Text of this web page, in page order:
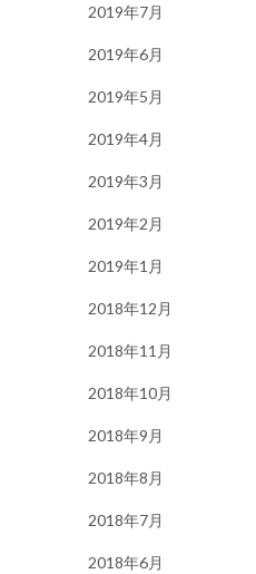
2019年7月
2019年6月
2019年5月
2019年4月
2019年3月
2019年2月
2019年1月
2018年12月
2018年11月
2018年10月
2018年9月
2018年8月
2018年7月
2018年6月